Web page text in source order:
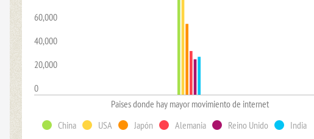
60,000
40,000
20,000
0
Paises donde hay mayor movimiento de internet
China
USA Japón Alemania Reino Unido India